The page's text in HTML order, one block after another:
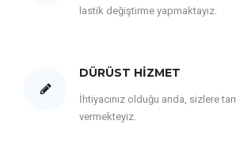
lastik değiştirme yapmaktayız.
DÜRÜST HIZMET
İhtiyacınız olduğu anda, sizlere
vermekteyiz.